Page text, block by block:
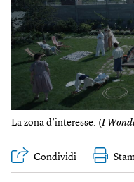
La zona d’interesse. (I
Condividi